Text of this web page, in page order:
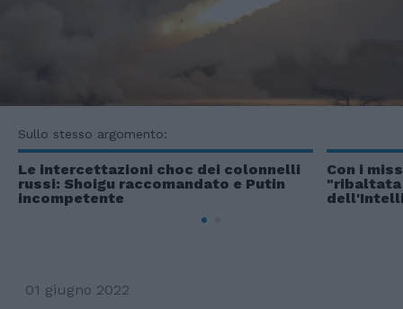
Sullo stesso argomento:
Le intercettazioni choc dei colonnelli
russi: Shoigu raccomandato e Putin
incompetente
Con i
"ribaltata
01 giugno 2022